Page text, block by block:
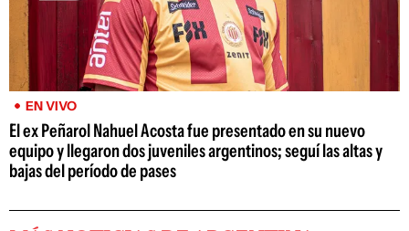
EN VIVO
El ex Peñarol Nahuel Acosta fue presentado en su nuevo
equipo y llegaron dos juveniles argentinos; seguí las altas y
bajas del período de pases